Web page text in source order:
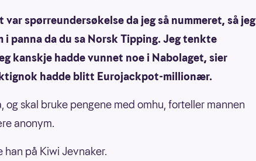
var spørreundersøkelse da jeg så nummeret, så jeg
i panna da du sa Norsk Tipping. Jeg tenkte
kanskje hadde vunnet noe i Nabolaget, sier
hadde blitt Eurojackpot-millionær.
og skal bruke pengene med omhu, forteller mannen
anonym.
han på Kiwi Jevnaker.